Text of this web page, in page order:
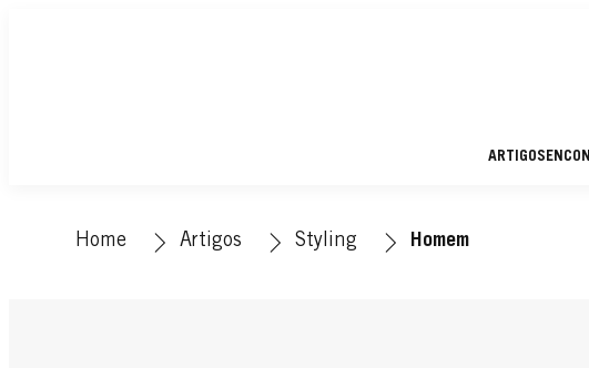
ARTIGOS
Home Artigos Styling Homem